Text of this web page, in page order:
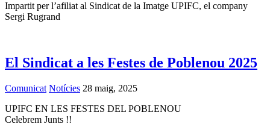
Impartit per l’afiliat al Sindicat de la Imatge UPIFC, el company
Sergi Rugrand
El Sindicat a les Festes de Poblenou 2025
Comunicat Notícies 28 maig, 2025
UPIFC EN LES FESTES DEL POBLENOU
Celebrem Junts !!